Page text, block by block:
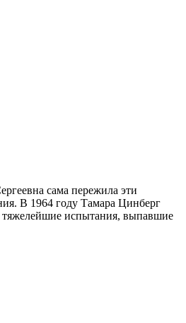
сама пережила эти
В 1964 году Тамара Цинберг
тяжелейшие испытания, выпавшие